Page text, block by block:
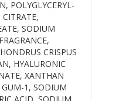
POLYGLYCERYL-
SODIUM
CRISPUS
HYALURONIC
XANTHAN
1, SODIUM